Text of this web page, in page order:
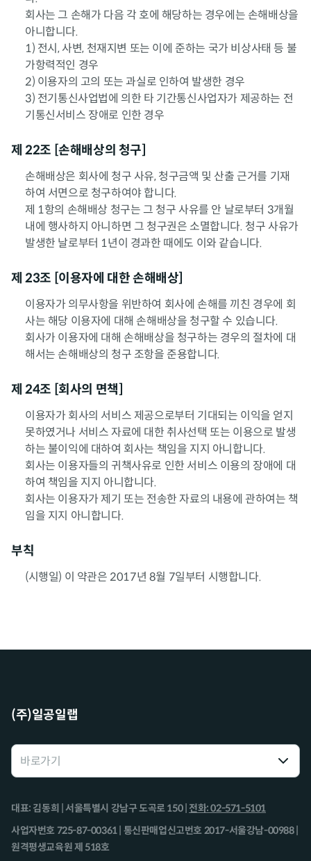
회사는 그 손해가 다음 각 호에 해당하는 경우에는 손해배상을
아니합니다.
1) 전시, 사변, 천재지변 또는 이에 준하는 국가 비상사태 등 불
가항력적인 경우
2) 이용자의 고의 또는 과실로 인하여 발생한 경우
3) 전기통신사업법에 의한 타 기간통신사업자가 제공하는 전
기통신서비스 장애로 인한 경우
제 22조 [손해배상의 청구]
손해배상은 회사에 청구 사유, 청구금액 및 산출 근거를 기재
하여 서면으로 청구하여야 합니다.
제 1항의 손해배상 청구는 그 청구 사유를 안 날로부터 3개월
내에 행사하지 아니하면 그 청구권은 소멸합니다. 청구 사유가
발생한 날로부터 1년이 경과한 때에도 이와 같습니다.
제 23조 [이용자에 대한 손해배상]
이용자가 의무사항을 위반하여 회사에 손해를 끼친 경우에 회
사는 해당 이용자에 대해 손해배상을 청구할 수 있습니다.
회사가 이용자에 대해 손해배상을 청구하는 경우의 절차에 대
해서는 손해배상의 청구 조항을 준용합니다.
제 24조 [회사의 면책]
이용자가 회사의 서비스 제공으로부터 기대되는 이익을 얻지
못하였거나 서비스 자료에 대한 취사선택 또는 이용으로 발생
하는 불이익에 대하여 회사는 책임을 지지 아니합니다.
회사는 이용자들의 귀책사유로 인한 서비스 이용의 장애에 대
하여 책임을 지지 아니합니다.
회사는 이용자가 제기 또는 전송한 자료의 내용에 관하여는 책
임을 지지 아니합니다.
부칙
(시행일) 이 약관은 2017년 8월 7일부터 시행합니다.
(주)일공일랩
대표: 김동희 | 서울특별시 강남구 도곡로 150 | 전화: 02-571-5101
사업자번호 725-87-00361 | 통신판매업신고번호 2017-서울강남-00988 |
원격평생교육원 제 518호